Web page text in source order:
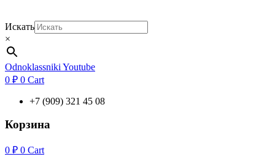
Искать
×
Odnoklassniki Youtube
0 ₽ 0 Cart
+7 (909) 321 45 08
Корзина
0 ₽ 0 Cart